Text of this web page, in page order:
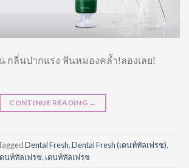
กลิ่นปากแรง ฟันหมองคล้ำ!ลองเลย!
CONTINUE READING →
Dental Fresh,Dental Fresh (เดนท์ทัลเฟรช),
นท์ทัลเฟรช, เดนท์ทัลเฟรช